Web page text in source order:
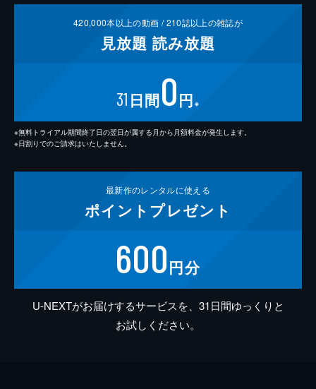
420,000本以上の動画 /210誌以上の雑誌が
見放題 読み放題
31 日間0円 ※
※無料トライアル期間終了日の翌日が属する月から月額料金が発生します。
※日割りでのご請求はいたしません。
最新作のレンタルに使える
ポイント プレゼント
600円分
U-NEXTがお届けするサービスを、31日間ゆっくりと
お試しください。